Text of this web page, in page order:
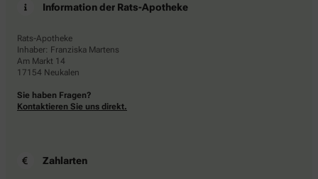
Information der Rats-Apotheke
Rats-Apotheke
Inhaber: Franziska Martens
Am Markt 14
17154 Neukalen
Sie haben Fragen?
Kontaktieren Sie uns direkt.
Zahlarten